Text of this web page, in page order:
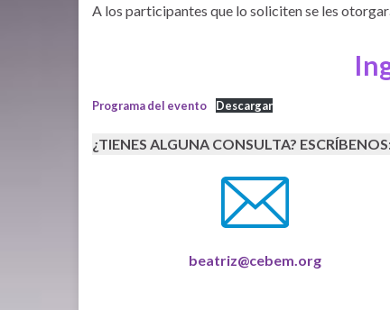
A los participantes que lo soliciten se les
Programa del evento Descargar
¿TIENES ALGUNA CONSULTA?
beatriz@cebem.org